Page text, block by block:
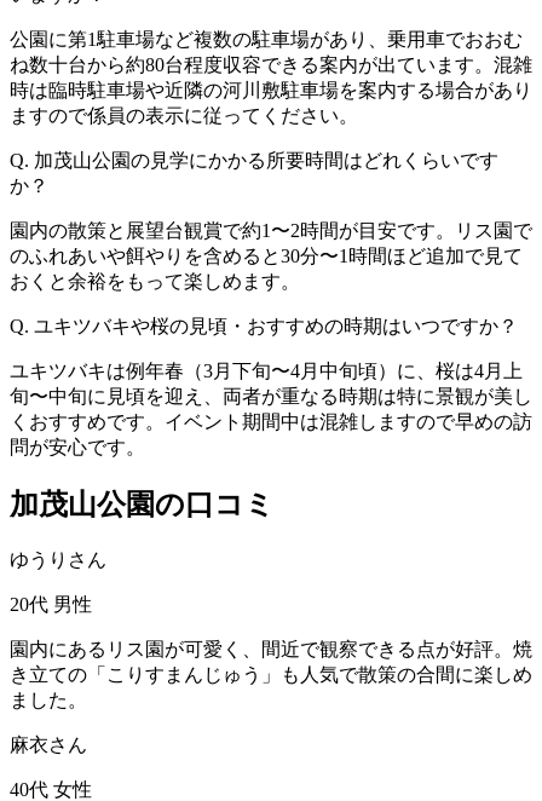
公園に第1駐車場など複数の駐車場があり、乗用車でおおむ
ね数十台から約80台程度収容できる案内が出ています。混雑
時は臨時駐車場や近隣の河川敷駐車場を案内する場合があり
ますので係員の表示に従ってください。
Q. 加茂山公園の見学にかかる所要時間はどれくらいです
か？
園内の散策と展望台観賞で約1〜2時間が目安です。リス園で
のふれあいや餌やりを含めると30分〜1時間ほど追加で見て
おくと余裕をもって楽しめます。
Q. ユキツバキや桜の見頃・おすすめの時期はいつですか？
ユキツバキは例年春（3月下旬〜4月中旬頃）に、桜は4月上
旬〜中旬に見頃を迎え、両者が重なる時期は特に景観が美し
くおすすめです。イベント期間中は混雑しますので早めの訪
問が安心です。
加茂山公園の口コミ
ゆうりさん
20代 男性
園内にあるリス園が可愛く、間近で観察できる点が好評。焼
き立ての「こりすまんじゅう」も人気で散策の合間に楽しめ
ました。
麻衣さん
40代 女性